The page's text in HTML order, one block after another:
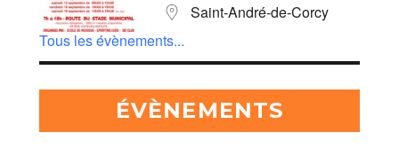
Saint-André-de-Corcy
Tous les évènements...
ÉVÈNEMENTS